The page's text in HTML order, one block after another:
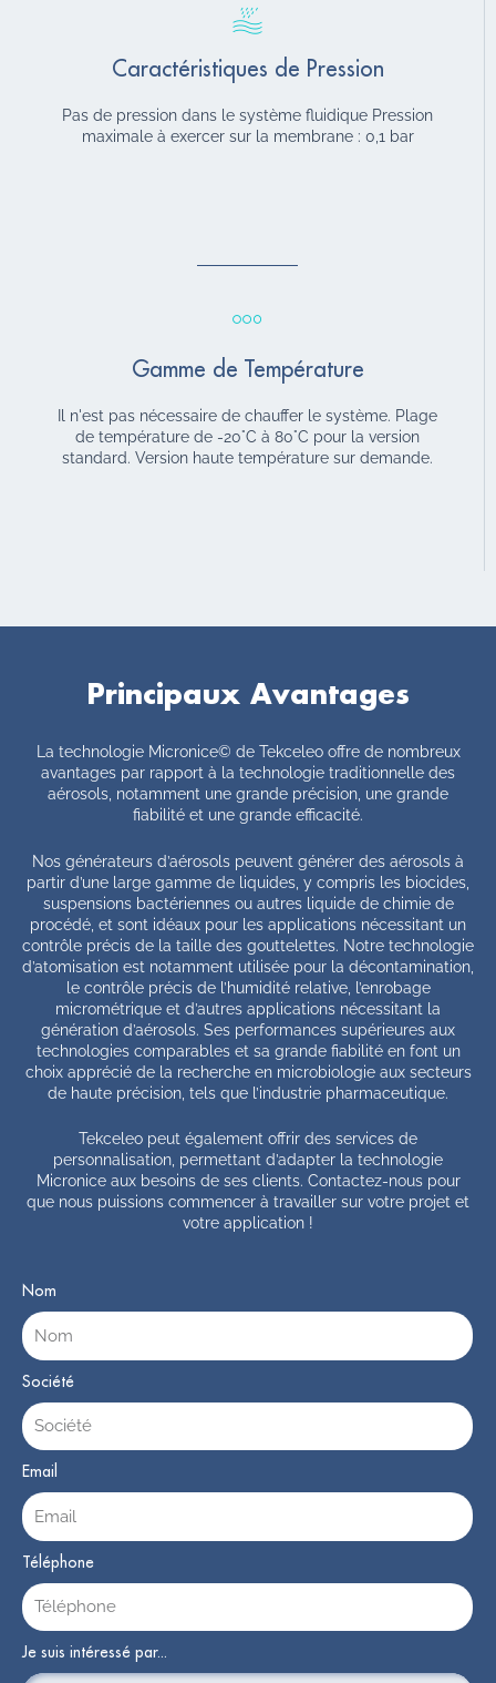
Caractéristiques de Pression
Pas de pression dans le système fluidique Pression
maximale à exercer sur la membrane : 0,1 bar
Gamme de Température
Il n'est pas nécessaire de chauffer le système. Plage
de température de -20°C à 80°C pour la version
standard. Version haute température sur demande.
Principaux Avantages
La technologie Micronice© de Tekceleo offre de nombreux
avantages par rapport à la technologie traditionnelle des
aérosols, notamment une grande précision, une grande
fiabilité et une grande efficacité.
Nos générateurs d’aérosols peuvent générer des aérosols à
partir d’une large gamme de liquides, y compris les biocides,
suspensions bactériennes ou autres liquide de chimie de
procédé, et sont idéaux pour les applications nécessitant un
contrôle précis de la taille des gouttelettes. Notre technologie
d’atomisation est notamment utilisée pour la décontamination,
le contrôle précis de l’humidité relative, l’enrobage
micrométrique et d’autres applications nécessitant la
génération d’aérosols. Ses performances supérieures aux
technologies comparables et sa grande fiabilité en font un
choix apprécié de la recherche en microbiologie aux secteurs
de haute précision, tels que l’industrie pharmaceutique.
Tekceleo peut également offrir des services de
personnalisation, permettant d’adapter la technologie
Micronice aux besoins de ses clients. Contactez-nous pour
que nous puissions commencer à travailler sur votre projet et
votre application !
Nom
Société
Email
Téléphone
Je suis intéressé par...